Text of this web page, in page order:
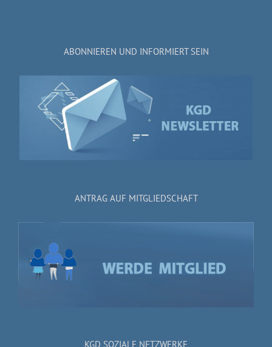
ABONNIEREN UND INFORMIERT SEIN
ANTRAG AUF MITGLIEDSCHAFT
KGD SOZIALE NETZWERKE